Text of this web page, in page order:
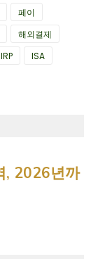
페이
해외결제
IRP
ISA
, 2026년까